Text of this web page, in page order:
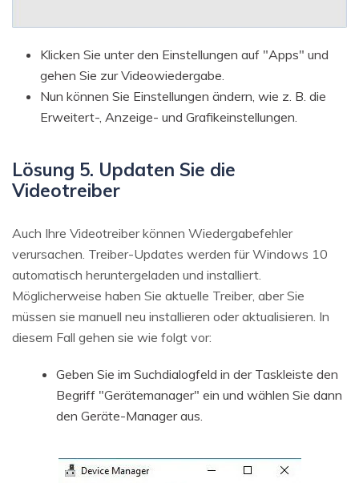
Klicken Sie unter den Einstellungen auf "Apps" und
gehen Sie zur Videowiedergabe.
Nun können Sie Einstellungen ändern, wie z. B. die
Erweitert-, Anzeige- und Grafikeinstellungen.
Lösung 5. Updaten Sie die
Videotreiber
Auch Ihre Videotreiber können Wiedergabefehler
verursachen. Treiber-Updates werden für Windows 10
automatisch heruntergeladen und installiert.
Möglicherweise haben Sie aktuelle Treiber, aber Sie
müssen sie manuell neu installieren oder aktualisieren. In
diesem Fall gehen sie wie folgt vor:
Geben Sie im Suchdialogfeld in der Taskleiste den
Begriff "Gerätemanager" ein und wählen Sie dann
den Geräte-Manager aus.